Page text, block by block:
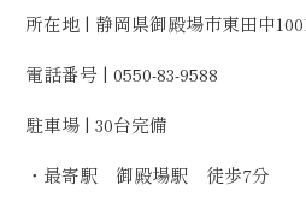
所在地 | 静岡県御殿場市東田中
電話番号 | 0550-83-9588
駐車場 | 30台完備
・最寄駅 御殿場駅 徒歩7分